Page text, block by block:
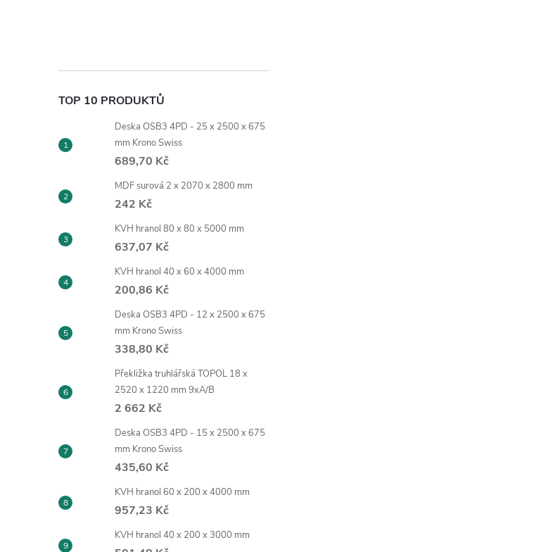
TOP 10 PRODUKTŮ
Deska OSB3 4PD - 25 x 2500 x 675
mm Krono Swiss
689,70 Kč
MDF surová 2 x 2070 x 2800 mm
242 Kč
KVH hranol 80 x 80 x 5000 mm
637,07 Kč
KVH hranol 40 x 60 x 4000 mm
200,86 Kč
Deska OSB3 4PD - 12 x 2500 x 675
mm Krono Swiss
338,80 Kč
Překližka truhlářská TOPOL 18 x
2520 x 1220 mm 9xA/B
2 662 Kč
Deska OSB3 4PD - 15 x 2500 x 675
mm Krono Swiss
435,60 Kč
KVH hranol 60 x 200 x 4000 mm
957,23 Kč
KVH hranol 40 x 200 x 3000 mm